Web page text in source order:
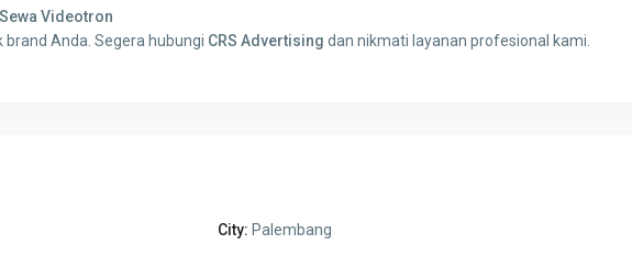
Videotron
Anda. Segera hubungi CRS Advertising dan nikmati layanan profesional kami.
City: Palembang